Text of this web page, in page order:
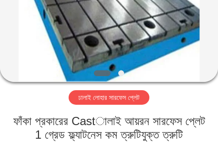
কারখানা
ঢালাই লোহার সারফেস প্লেট
ফাঁকা প্রকারের Castালাই আয়রন সারফেস প্লেট
1 গ্রেড ফ্ল্যাটনেস কম ত্রুটিযুক্ত ত্রুটি